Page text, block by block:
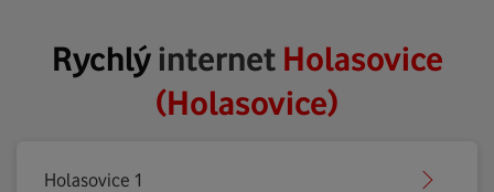
Rychlýinternet Holasovice
(Holasovice)
Holasovice 1